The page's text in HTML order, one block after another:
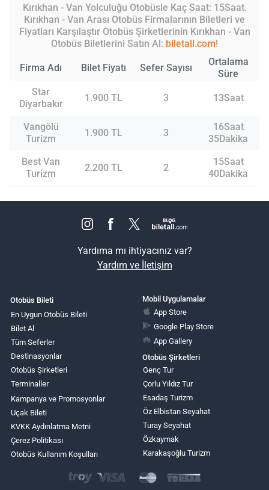
Kırıkhan - Van Yolculuğu Otobüsle Kaç Saat: 15Saat.
Kırıkhan - Van Arası Otobüs Firmalarının Biletleri ve
Fiyatları Karşılaştır Otobüs Şirketlerinin Kırıkhan - Van
Otobüs Biletlerini Satın Al: biletall.com!
Firma Adı Bilet Fiyatı Sefer Sayısı
Ortalama
Süre
Star
Diyarbakır
1.900 TL 3 13Saat
Vangölü
Turizm
1.900 TL 3
16Saat
35Dakika
Best Van
Turizm
2.200 TL 2
15Saat
40Dakika
Yardıma mı ihtiyacınız var?
Yardım ve İletişim
Otobüs Bileti
En Uygun Otobüs Bileti
Bilet Al
Tüm Seferler
Destinasyonlar
Otobüs Şirketleri
Terminaller
Kampanya ve Promosyonlar
Uçak Bileti
KVKK Aydınlatma Metni
Çerez Politikası
Otobüs Kullanım Koşulları
Mobil Uygulamalar
App Store
Google Play Store
App Gallery
Otobüs Şirketleri
Genç Tur
Çorlu Yıldız Tur
Esadaş Turizm
Öz Elbistan Seyahat
Turay Seyahat
Özkaymak
Karakaşoğlu Turizm